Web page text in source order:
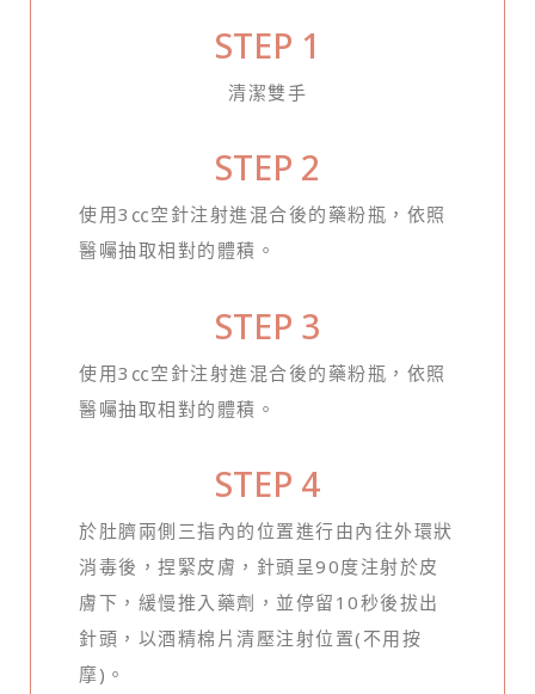
STEP 1
清潔雙手
STEP 2
使用3㏄空針注射進混合後的藥粉瓶，依照
醫囑抽取相對的體積。
STEP 3
使用3㏄空針注射進混合後的藥粉瓶，依照
醫囑抽取相對的體積。
STEP 4
於肚臍兩側三指內的位置進行由內往外環狀
消毒後，捏緊皮膚，針頭呈90度注射於皮
膚下，緩慢推入藥劑，並停留10秒後拔出
針頭，以酒精棉片清壓注射位置(不用按
摩)。